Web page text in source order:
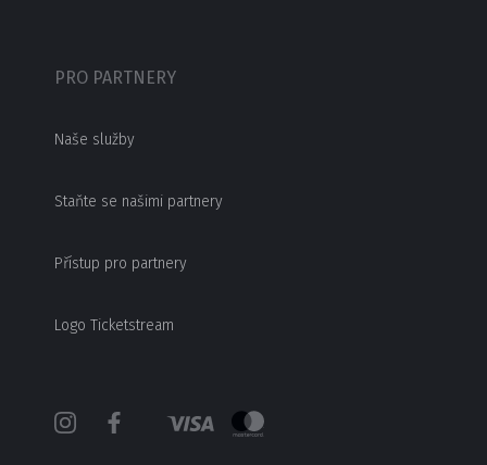
PRO PARTNERY
Naše služby
Staňte se našimi partnery
Přístup pro partnery
Logo Ticketstream